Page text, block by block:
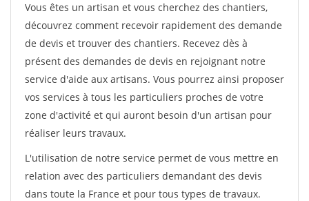
Vous êtes un artisan et vous cherchez des chantiers,
découvrez comment recevoir rapidement des demande
de devis et trouver des chantiers. Recevez dès à
présent des demandes de devis en rejoignant notre
service d'aide aux artisans. Vous pourrez ainsi proposer
vos services à tous les particuliers proches de votre
zone d'activité et qui auront besoin d'un artisan pour
réaliser leurs travaux.
L'utilisation de notre service permet de vous mettre en
relation avec des particuliers demandant des devis
dans toute la France et pour tous types de travaux.